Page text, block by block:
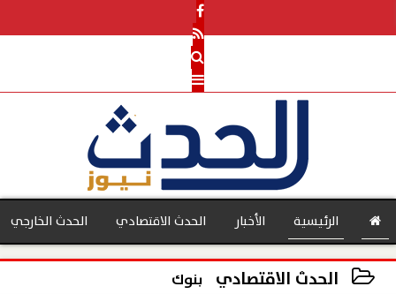
الرئيسية الأخبار الحدث الاقتصادي الحدث الخارجي
الحدث الاقتصادي بنوك